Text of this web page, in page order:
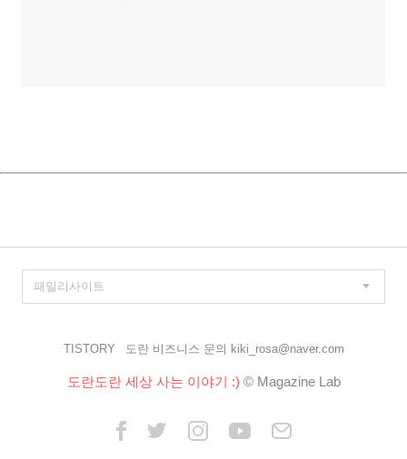
TISTORY 도란 비즈니스 문의 kiki_rosa@naver.com
도란도란 세상 사는 이야기 :) © Magazine Lab